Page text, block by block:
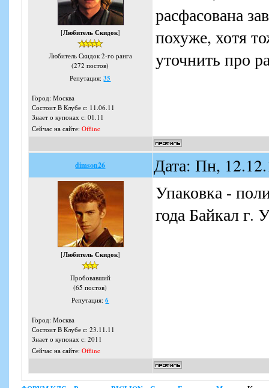
[Любитель Скидок]
Любитель Скидок 2-го ранга
(272 постов)
Репутация:35
Город: Москва
Состоит В Клубе с: 11.06.11
Знает о купонах с: 01.11
Сейчас на сайте: Offline
расфасована
похуже, хотя
уточнить про
dimson26 Дата: Пн,
[Любитель Скидок]
Пробовавший
(65 постов)
Репутация:6
Город: Москва
Состоит В Клубе с: 23.11.11
Знает о купонах с: 2011
Сейчас на сайте: Offline
Упаковка -
года Байкал г.